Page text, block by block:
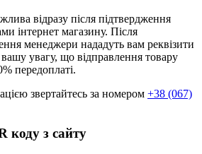
відразу після підтвердження
інтернет магазину. Після
менеджери нададуть вам реквізити
увагу, що відправлення товару
передоплаті.
звертайтесь за номером +38 (067)
коду з сайту